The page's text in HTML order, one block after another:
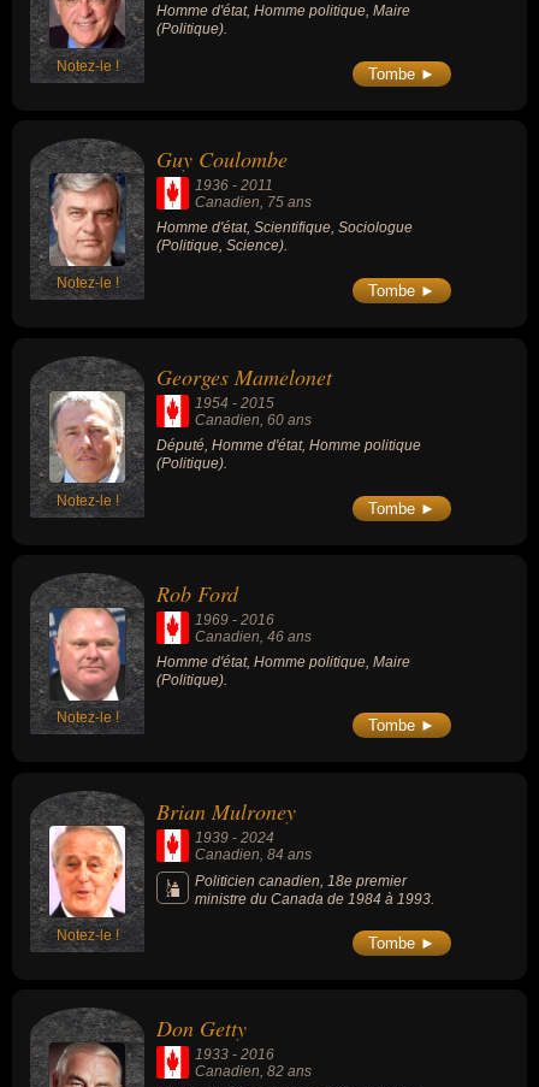
Notez-le !
Homme d'état, Homme politique, Maire
(Politique).
Tombe ►
Notez-le !
Guy Coulombe
1936 - 2011
Canadien, 75 ans
Homme d'état, Scientifique, Sociologue
(Politique, Science).
Tombe ►
Notez-le !
Georges Mamelonet
1954 - 2015
Canadien , 60 ans
Député, Homme d'état, Homme politique
(Politique).
Tombe ►
Notez-le !
Rob Ford
1969 - 2016
Canadien, 46 ans
Homme d'état, Homme politique, Maire
(Politique).
Tombe ►
Notez-le !
Brian Mulroney
1939 - 2024
Canadien, 84 ans
Politicien canadien, 18e premier
ministre du Canada de 1984 à 1993.
Tombe ►
Don Getty
1933 - 2016
Canadien, 82 ans